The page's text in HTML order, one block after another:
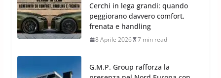
Cerchi in lega grandi: quando
peggiorano davvero comfort,
frenata e handling
8 Aprile 2026 7 min read
G.M.P. Group rafforza la